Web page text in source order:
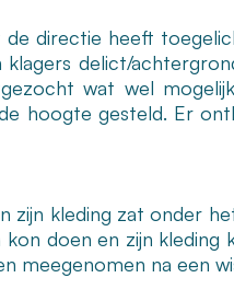
directie heeft
delict/
wat wel
hoogte gesteld. Er
zijn kleding zat onder
doen en zijn kleding
meegenomen na een